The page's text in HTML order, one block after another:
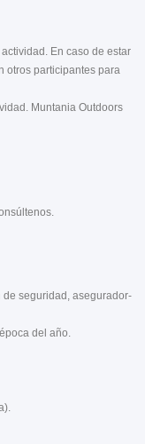
En caso de estar
otros participantes para
Muntania Outdoors
seguridad, asegurador-
del año.